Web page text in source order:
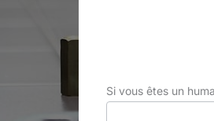
Si vous êtes un